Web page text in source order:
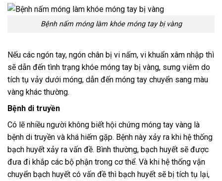
Bệnh nấm móng làm khóe móng tay bị vàng
Nếu các ngón tay, ngón chân bị vi nấm, vi khuẩn xâm nhập thì
sẽ dẫn đến tình trạng khóe móng tay bị vàng, sưng viêm do
tích tụ vảy dưới móng, dẫn đến móng tay chuyển sang màu
vàng khác thường.
Bệnh di truyền
Có lẽ nhiều người không biết hội chứng móng tay vàng là
bệnh di truyền và khá hiếm gặp. Bệnh này xảy ra khi hệ thống
bạch huyết xảy ra vấn đề. Bình thường, bạch huyết sẽ được
đưa đi khắp các bộ phận trong cơ thể. Và khi hệ thống vận
chuyển bạch huyết có vấn đề thì bạch huyết sẽ bị tích tụ lại,